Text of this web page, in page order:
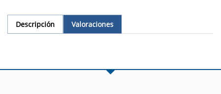
Descripción Valoraciones